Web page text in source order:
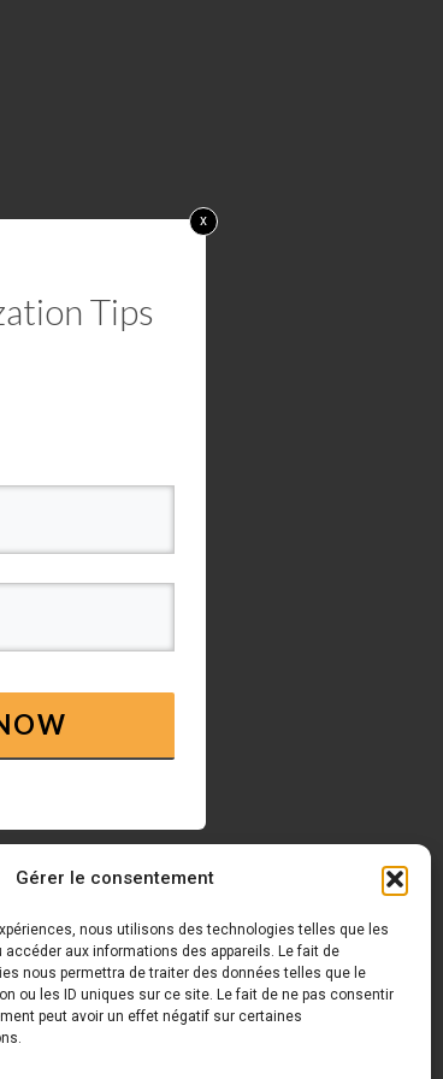
Gérer le consentement
nous utilisons des technologies telles que les
aux informations des appareils. Le fait de
nous permettra de traiter des données telles que le
ou les ID uniques sur ce site. Le fait de ne pas consentir
peut avoir un effet négatif sur certaines
Tips
x